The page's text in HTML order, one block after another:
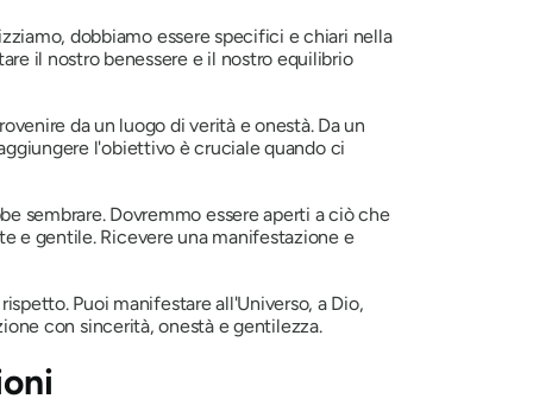
dobbiamo essere specifici e chiari nella
il nostro benessere e il nostro equilibrio
da un luogo di verità e onestà. Da un
l'obiettivo è cruciale quando ci
sembrare. Dovremmo essere aperti a ciò che
e gentile. Ricevere una manifestazione e
Puoi manifestare all'Universo, a Dio,
con sincerità, onestà e gentilezza.